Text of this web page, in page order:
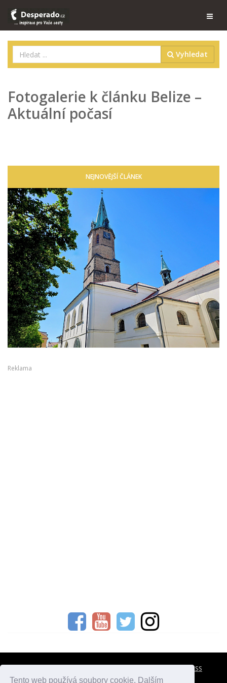
Tento web používá soubory cookie. Dalším
Vyhledat
Fotogalerie k článku Belize –
Aktuální počasí
NEJNOVĚJŠÍ ČLÁNEK
Reklama
RSS